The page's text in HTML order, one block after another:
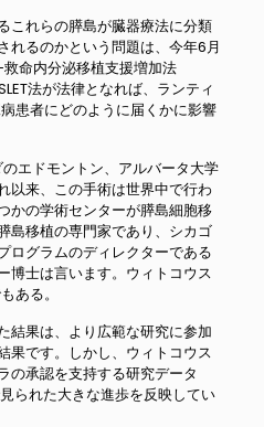
これらの膵島が臓器療法に分類
れるのかという問題は、今年6月
命内分泌移植支援増加法
法が法律となれば、ランティ
患者にどのように届くかに影響
エドモントン、アルバータ大学
以来、この手術は世界中で行わ
かの学術センターが膵島細胞移
島移植の専門家であり、シカゴ
ログラムのディレクターである
博士は言います。ウィトコウス
ある。
結果は、より広範な研究に参加
果です。しかし、ウィトコウス
の承認を支持する研究データ
られた大きな進歩を反映してい